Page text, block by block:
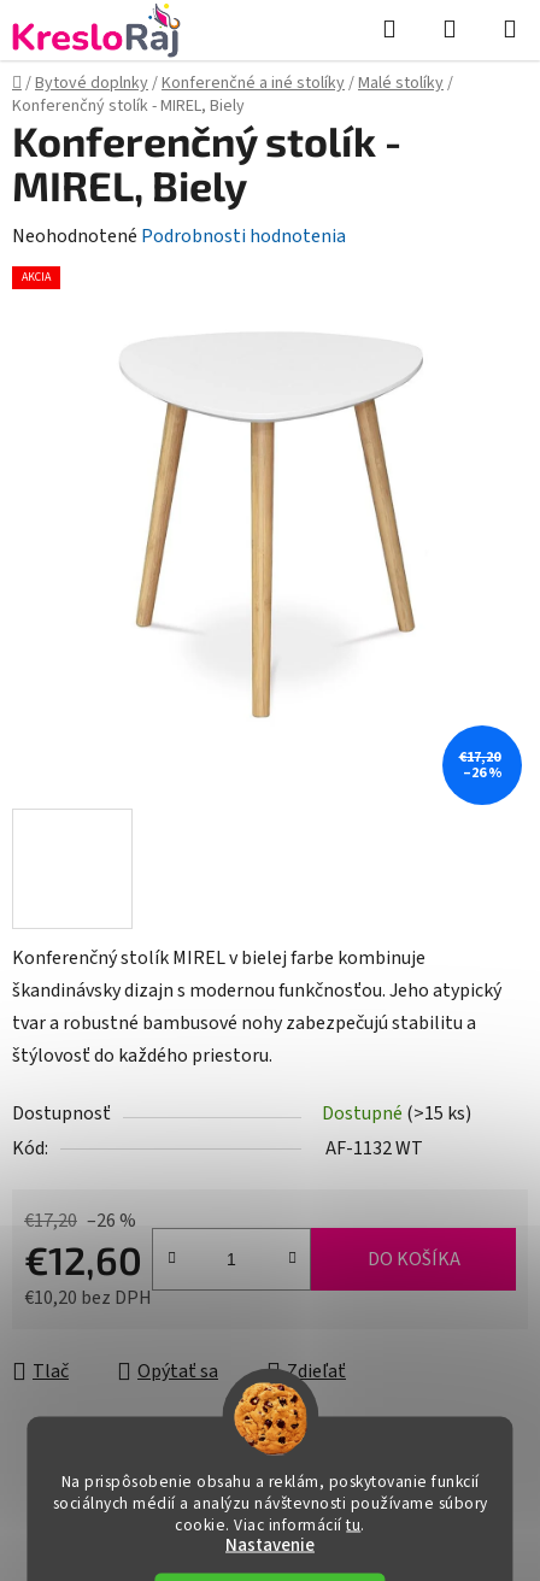
Na prispôsobenie obsahu a reklám, poskytovanie funkcií
sociálnych médií a analýzu návštevnosti používame súbory
cookie. Viac informáciítu.
Nastavenie
na
obsah
Hľadať
KOŠÍK
Domov
/Bytové doplnky/Konferenčné a iné stolíky/Malé stolíky/
Konferenčný stolík - MIREL, Biely
Konferenčný stolík MIREL v bielej farbe kombinuje
škandinávsky dizajn s modernou funkčnosťou. Jeho atypický
tvar a robustné bambusové nohy zabezpečujú stabilitu a
štýlovosť do každého priestoru.
Dostupnosť Dostupné (>15 ks)
Kód:
AF-1132 WT
€17,20 –26 %
€12,60
€10,20 bez DPH
DO KOŠÍKA
Tlač Opýtať sa Zdieľať
Konferenčný stolík -
MIREL, Biely
Priemerné
hodnotenie
Neohodnotené Podrobnosti hodnotenia
AKCIA
€17,20
–26 %